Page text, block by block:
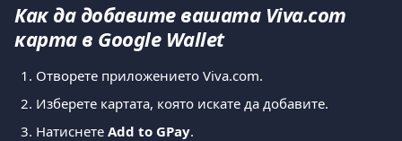
Как да добавите вашата Viva.com
карта в Google Wallet
Отворете приложението Viva.com.
Изберете картата, която искате да добавите.
Натиснете Add to GPay.